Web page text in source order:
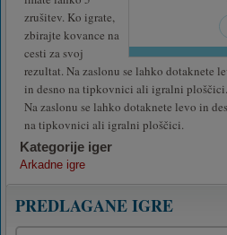
zrušitev. Ko igrate,
zbirajte kovance na
cesti za svoj
rezultat. Na zaslonu se lahko dotaknete
in desno na tipkovnici ali igralni
Na zaslonu se lahko dotaknete levo in
na tipkovnici ali igralni ploščici.
Kategorije iger
Arkadne igre
PREDLAGANE IGRE